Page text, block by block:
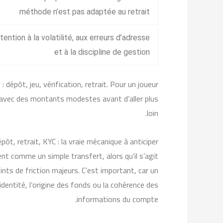
méthode n’est pas adaptée au retrait
à la volatilité, aux erreurs d’adresse
et à la discipline de gestion
dépôt, jeu, vérification, retrait. Pour un joueur
des montants modestes avant d’aller plus
loin.
retrait, KYC : la vraie mécanique à anticiper
comme un simple transfert, alors qu’il s’agit
de friction majeurs. C’est important, car un
l’origine des fonds ou la cohérence des
informations du compte.